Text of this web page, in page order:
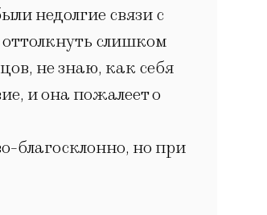
недолгие связи с
слишком
не знаю, как себя
и она пожалеет о
благосклонно, но при